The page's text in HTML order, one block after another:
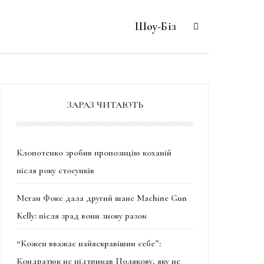
Шоу-Біз
ЗАРАЗ ЧИТАЮТЬ
Клопотенко зробив пропозицію коханій
після року стосунків
Меган Фокс дала другий шанс Machine Gun
Kelly: після зрад вони знову разом
“Кожен вважає найяскравішим себе”:
Кондратюк не підтримав Полякову, яку не